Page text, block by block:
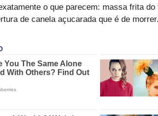
o que parecem: massa frita do
de canela açucarada que é de